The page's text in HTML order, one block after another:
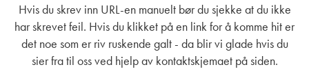
Hvis du skrev inn URL-en manuelt bør du sjekke at du ikke
har skrevet feil. Hvis du klikket på en link for å komme hit er
det noe som er riv ruskende galt - da blir vi glade hvis du
sier fra til oss ved hjelp av kontaktskjemaetpå siden.